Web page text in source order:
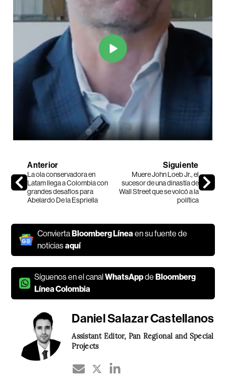
Anterior
La ola conservadora en
Latam llega a Colombia con
grandes desafíos para
Abelardo De la Espriella
Siguiente
Muere John Loeb Jr., el
sucesor de una dinastía de
Wall Street que se volcó a la
política
ConviertaBloomberg Línea en su fuente de
noticiasaquí
Síguenos en el canalWhatsAppdeBloomberg
Línea Colombia
Daniel Salazar Castellanos
Assistant Editor, Pan Regional and Special
Projects